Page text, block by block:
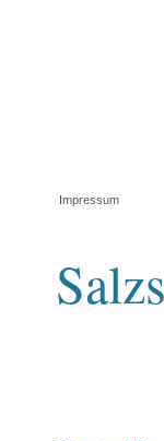
Impressum